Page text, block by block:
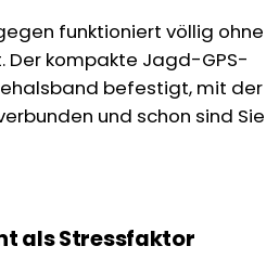
funktioniert völlig ohne
kompakte Jagd-GPS-
befestigt, mit der
und schon sind Sie
als Stressfaktor